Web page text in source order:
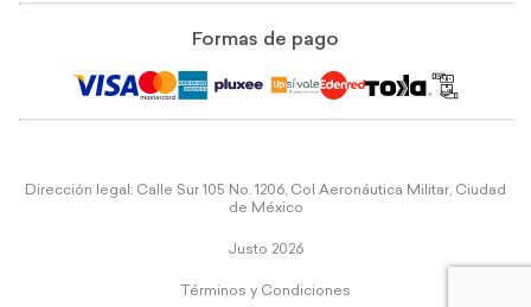
Formas de pago
Dirección legal: Calle Sur 105 No. 1206, Col Aeronáutica Militar, Ciudad
de México
Justo 2026
Términos y Condiciones